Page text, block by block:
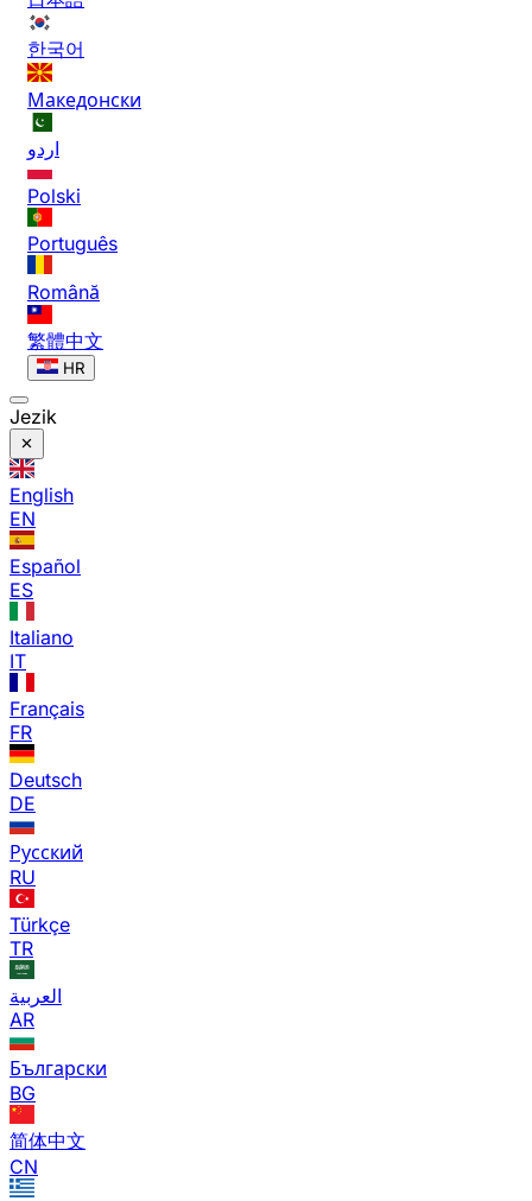
한국어
Македонски
اردو
Polski
Português
Română
繁體中文
HR
Jezik
English
EN
Español
ES
Italiano
IT
Français
FR
Deutsch
DE
Русский
RU
Türkçe
TR
العربية
AR
Български
BG
简体中文
CN